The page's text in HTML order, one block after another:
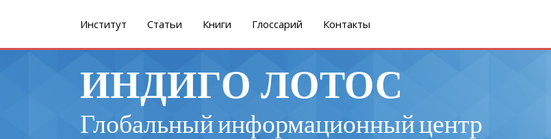
Институт Cтатьи Книги Глоссарий Контакты
ИНДИГО ЛОТОС
Глобальный информационный центр